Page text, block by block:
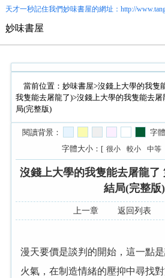
天才一秒記住我們妙味書屋的網址：http://
妙味書屋
當前位置： 妙味書屋>沒錢上大學的我隻
我隻能去屠龍了)>沒錢上大學的我隻能去
局(完整版)
閱讀背景：
字
字體大小：[ 很小 較小 中等
沒錢上大學的我隻能去屠龍了
結局(完整版)
上一章 返回列表
漫天要價是談判的開始，這一點
火氣，在制造情緒的壓抑中尋找